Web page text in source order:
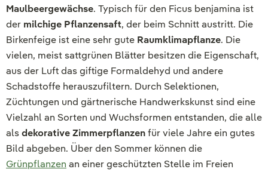
Maulbeergewächse. Typisch für den Ficus benjamina ist
der milchige Pflanzensaft, der beim Schnitt austritt. Die
Birkenfeige ist eine sehr gute Raumklimapflanze. Die
vielen, meist sattgrünen Blätter besitzen die Eigenschaft,
aus der Luft das giftige Formaldehyd und andere
Schadstoffe herauszufiltern. Durch Selektionen,
Züchtungen und gärtnerische Handwerkskunst sind eine
Vielzahl an Sorten und Wuchsformen entstanden, die alle
alsdekorative Zimmerpflanzenfür viele Jahre ein gutes
Bild abgeben. Über den Sommer können die
Grünpflanzen an einer geschützten Stelle im Freien